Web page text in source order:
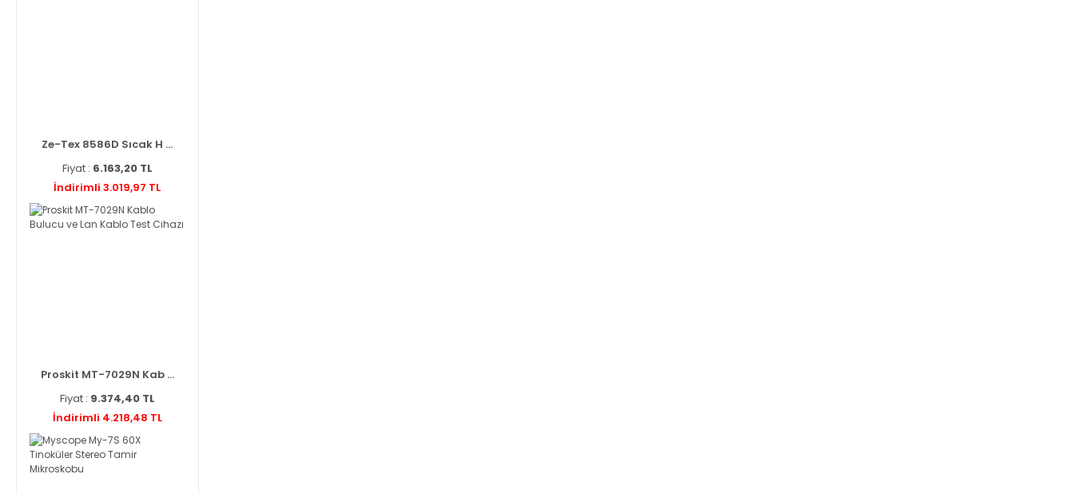
Ze-Tex 8586D Sıcak H ...
Fiyat : 6.163,20 TL
İndirimli 3.019,97 TL
Proskit MT-7029N Kab ...
Fiyat : 9.374,40 TL
İndirimli 4.218,48 TL